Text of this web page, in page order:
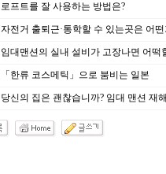
로프트를 잘 사용하는 방법은?
자전거 출퇴근·통학할 수 있는곳은 어떤
임대맨션의 실내 설비가 고장나면 어떡
「한류 코스메틱」으로 붐비는 일본
당신의 집은 괜찮습니까? 임대 맨션 재